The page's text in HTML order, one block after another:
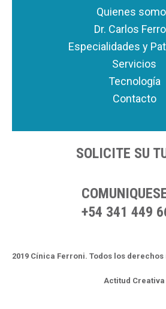
Quienes
Dr. Carlos
Especialidades y
Servicios
Tecnología
Contacto
SOLICITE SU
+54 341 449
2019 Cínica Ferroni. Todos los
Actitud Creativa